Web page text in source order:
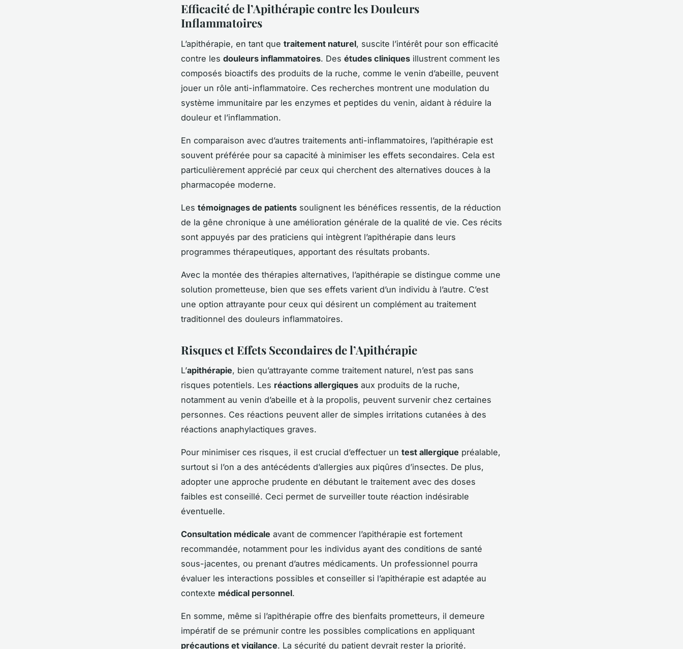
Efficacité de l’Apithérapie contre les Douleurs
Inflammatoires
L’apithérapie, en tant que traitement naturel, suscite l’intérêt pour son efficacité
contre les douleurs inflammatoires. Des études cliniques illustrent comment les
composés bioactifs des produits de la ruche, comme le venin d’abeille, peuvent
jouer un rôle anti-inflammatoire. Ces recherches montrent une modulation du
système immunitaire par les enzymes et peptides du venin, aidant à réduire la
douleur et l’inflammation.
En comparaison avec d’autres traitements anti-inflammatoires, l’apithérapie est
souvent préférée pour sa capacité à minimiser les effets secondaires. Cela est
particulièrement apprécié par ceux qui cherchent des alternatives douces à la
pharmacopée moderne.
Les témoignages de patients soulignent les bénéfices ressentis, de la réduction
de la gêne chronique à une amélioration générale de la qualité de vie. Ces récits
sont appuyés par des praticiens qui intègrent l’apithérapie dans leurs
programmes thérapeutiques, apportant des résultats probants.
Avec la montée des thérapies alternatives, l’apithérapie se distingue comme une
solution prometteuse, bien que ses effets varient d’un individu à l’autre. C’est
une option attrayante pour ceux qui désirent un complément au traitement
traditionnel des douleurs inflammatoires.
Risques et Effets Secondaires de l’Apithérapie
L’apithérapie, bien qu’attrayante comme traitement naturel, n’est pas sans
risques potentiels. Les réactions allergiques aux produits de la ruche,
notamment au venin d’abeille et à la propolis, peuvent survenir chez certaines
personnes. Ces réactions peuvent aller de simples irritations cutanées à des
réactions anaphylactiques graves.
Pour minimiser ces risques, il est crucial d’effectuer un test allergique préalable,
surtout si l’on a des antécédents d’allergies aux piqûres d’insectes. De plus,
adopter une approche prudente en débutant le traitement avec des doses
faibles est conseillé. Ceci permet de surveiller toute réaction indésirable
éventuelle.
Consultation médicale avant de commencer l’apithérapie est fortement
recommandée, notamment pour les individus ayant des conditions de santé
sous-jacentes, ou prenant d’autres médicaments. Un professionnel pourra
évaluer les interactions possibles et conseiller si l’apithérapie est adaptée au
contexte médical personnel.
En somme, même si l’apithérapie offre des bienfaits prometteurs, il demeure
impératif de se prémunir contre les possibles complications en appliquant
précautions et vigilance. La sécurité du patient devrait rester la priorité.